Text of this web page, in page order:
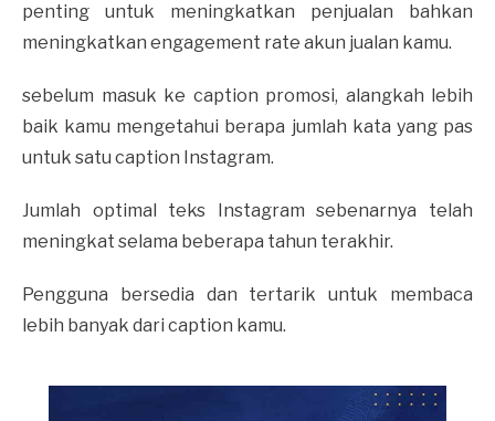
penting untuk meningkatkan penjualan bahkan
meningkatkan engagement rate akun jualan kamu.
sebelum masuk ke caption promosi, alangkah lebih
baik kamu mengetahui berapa jumlah kata yang pas
untuk satu caption Instagram.
Jumlah optimal teks Instagram sebenarnya telah
meningkat selama beberapa tahun terakhir.
Pengguna bersedia dan tertarik untuk membaca
lebih banyak dari caption kamu.